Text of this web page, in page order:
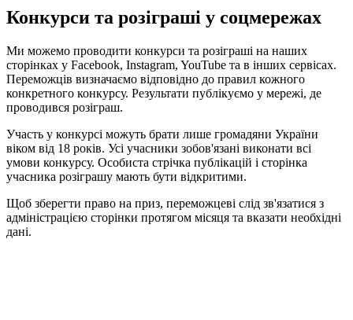
Конкурси та розіграші у соцмережах
Ми можемо проводити конкурси та розіграші на наших
сторінках у Facebook, Instagram, YouTube та в інших сервісах.
Переможців визначаємо відповідно до правил кожного
конкретного конкурсу. Результати публікуємо у мережі, де
проводився розіграш.
Участь у конкурсі можуть брати лише громадяни України
віком від 18 років. Усі учасники зобов'язані виконати всі
умови конкурсу. Особиста стрічка публікацій і сторінка
учасника розіграшу мають бути відкритими.
Щоб зберегти право на приз, переможцеві слід зв'язатися з
адміністрацією сторінки протягом місяця та вказати необхідні
дані.